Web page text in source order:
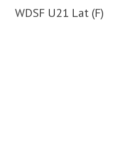
WDSF U21 Lat (F)